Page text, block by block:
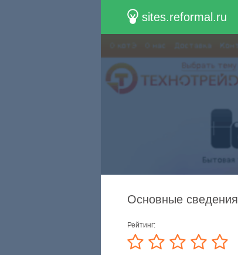
sites.reformal.ru
Основные
Рейтинг: